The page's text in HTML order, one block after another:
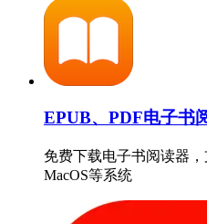
EPUB、PDF电子书
免费下载电子书阅读器，
MacOS等系统